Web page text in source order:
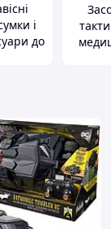
і
до